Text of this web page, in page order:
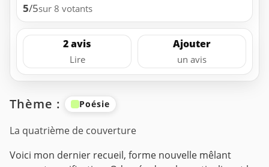
5/5sur 8 votants
2 avis
Lire
Ajouter
un avis
Thème : Poésie
La quatrième de couverture
Voici mon dernier recueil, forme nouvelle mêlant